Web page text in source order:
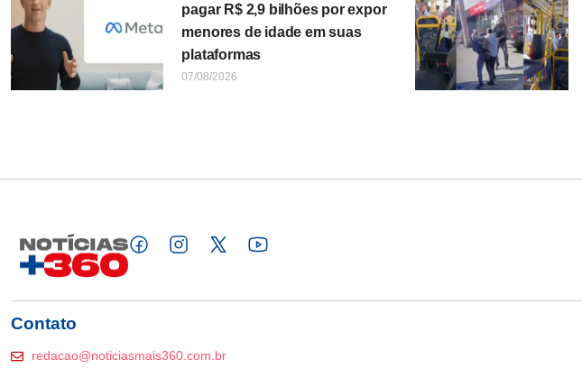
pagar R$ 2,9 bilhões por expor
menores de idade em suas
plataformas
07/08/2026
Contato
redacao@noticiasmais360.com.br